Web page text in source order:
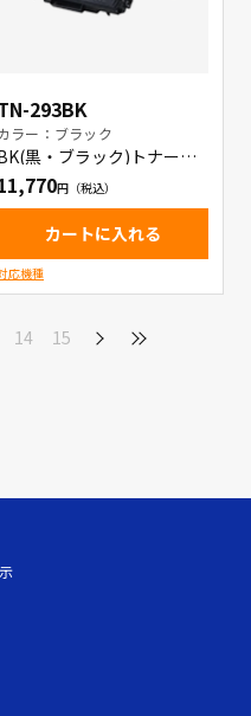
293BK
ラー：ブラック
黒・ブラック)トナーカ
ートリッジ
カートに入れる
応機種
14 15